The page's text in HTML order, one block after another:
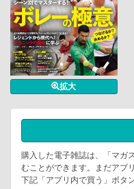
拡大
購入した電子雑誌は、「マガ
むことができます。まだアプ
下記「アプリ内で買う」ボタ